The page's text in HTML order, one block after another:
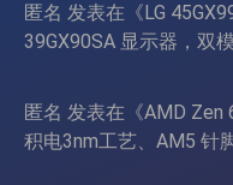
匿名 发表在《 LG
39GX90SA 显示器，双
匿名 发表在《AMD Zen
积电3nm工艺、AM5 针